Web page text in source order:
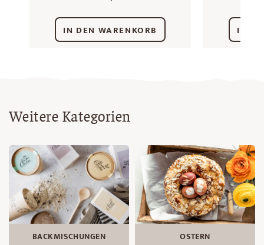
IN DEN WARENKORB IN
Weitere Kategorien
BACKMISCHUNGEN OSTERN